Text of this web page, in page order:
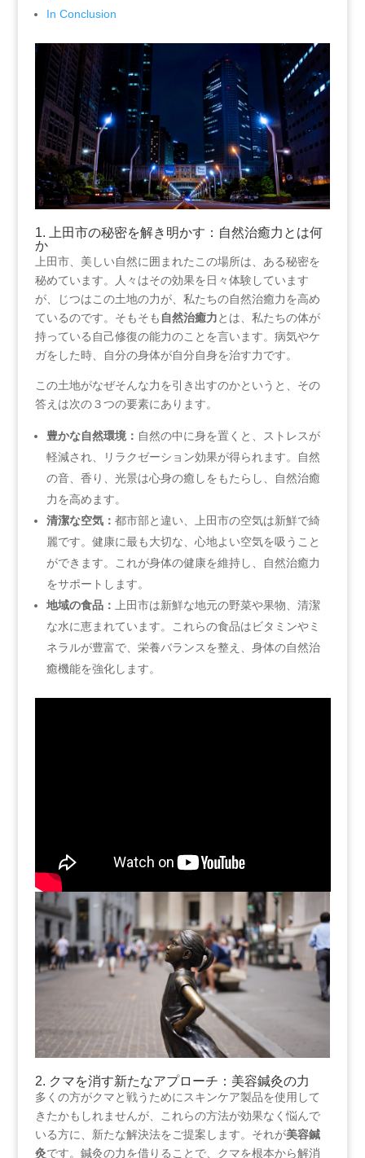
In Conclusion
1. 上田市の秘密を解き明かす：自然治癒力とは何
か
上田市、美しい自然に囲まれたこの場所は、ある秘密を
秘めています。人々はその効果を日々体験しています
が、じつはこの土地の力が、私たちの自然治癒力を高め
ているのです。そもそも 自然治癒力とは、私たちの体が
持っている自己修復の能力のことを言います。病気やケ
ガをした時、自分の身体が自分自身を治す力です。
この土地がなぜそんな力を引き出すのかというと、その
答えは次の３つの要素にあります。
豊かな自然環境： 自然の中に身を置くと、ストレスが
軽減され、リラクゼーション効果が得られます。自然
の音、香り、光景は心身の癒しをもたらし、自然治癒
力を高めます。
清潔な空気： 都市部と違い、上田市の空気は新鮮で綺
麗です。健康に最も大切な、心地よい空気を吸うこと
ができます。これが身体の健康を維持し、自然治癒力
をサポートします。
地域の食品：
上田市は新鮮な地元の野菜や果物、清潔
な水に恵まれています。これらの食品はビタミンやミ
ネラルが豊富で、栄養バランスを整え、身体の自然治
癒機能を強化します。
2. クマを消す新たなアプローチ：美容鍼灸の力
多くの方がクマと戦うためにスキンケア製品を使用して
きたかもしれませんが、これらの方法が効果なく悩んで
いる方に、新たな解決法をご提案します。それが美容鍼
灸です。鍼灸の力を借りることで、クマを根本から解消